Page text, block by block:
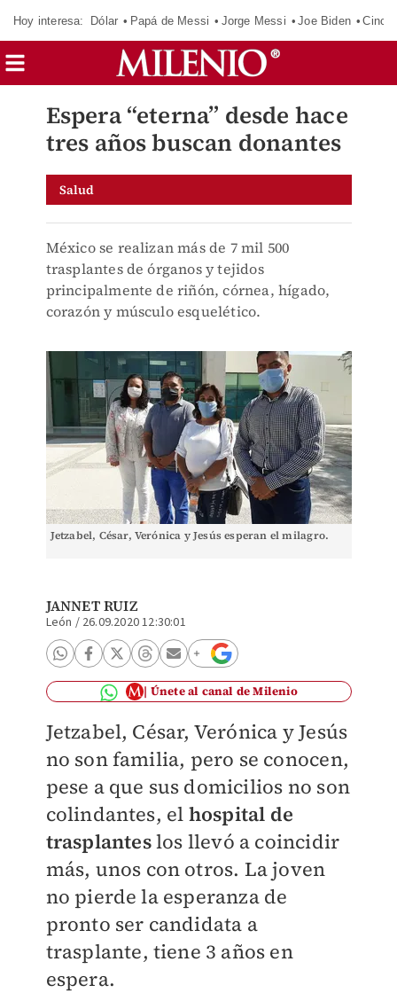
Hoy interesa: Dólar Papá de Messi Jorge Messi Joe Biden
Espera “eterna” desde hace
tres años buscan donantes
Salud
México se realizan más de 7 mil 500
trasplantes de órganos y tejidos
principalmente de riñón, córnea, hígado,
corazón y músculo esquelético.
Jetzabel, César, Verónica y Jesús esperan el milagro.
JANNET RUIZ
León / 26.09.2020 12:30:01
Únete al canal de Milenio
Jetzabel, César, Verónica y Jesús
no son familia, pero se conocen,
pese a que sus domicilios no son
colindantes, el hospital de
trasplanteslos llevó a coincidir
más, unos con otros. La joven
no pierde la esperanza de
pronto ser candidata a
trasplante, tiene 3 años en
espera.